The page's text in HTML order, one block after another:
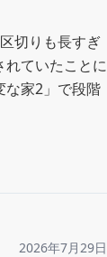
切りも長すぎ
れていたことに
な家2」で段階
2026年7月29日